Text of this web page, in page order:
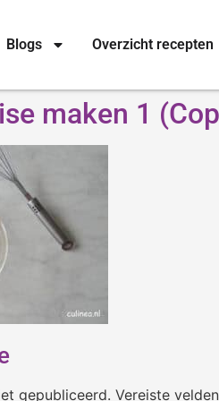
Blogs Overzicht recepten
maken 1
gepubliceerd. Vereiste